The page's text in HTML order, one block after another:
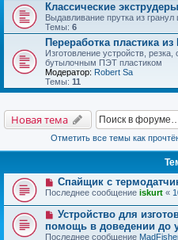
Классические экструдеры
Выдавливание прутка из
Темы: 6
Переработка пластика
Изготовление устройств,
бутылочным ПЭТ пластиком
Модератор: Robert Sa
Темы: 11
Новая тема
Отметить все темы как
Спайщик с
Последнее сообщение iskurt «
Устройство для
помощь в доведении до
Последнее сообщение